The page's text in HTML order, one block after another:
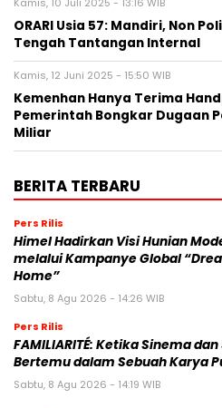
ORARI Usia 57: Mandiri, Non
Tengah Tantangan Internal
Kamis, 12 Juni 2025 - 15:50 WIB
Kemenhan Hanya Terima
Pemerintah Bongkar Dugaan
Miliar
BERITA TERBARU
Pers Rilis
Himel Hadirkan Visi Hunian
melalui Kampanye Global
Home”
Sabtu, 8 Agu 2026 - 14:26 WIB
Pers Rilis
FAMILIARITÉ: Ketika Sinema
Bertemu dalam Sebuah Karya
Sabtu, 8 Agu 2026 - 14:19 WIB